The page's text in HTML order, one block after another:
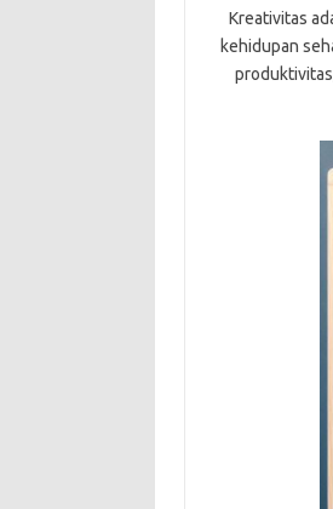
Kreativitas
kehidupan